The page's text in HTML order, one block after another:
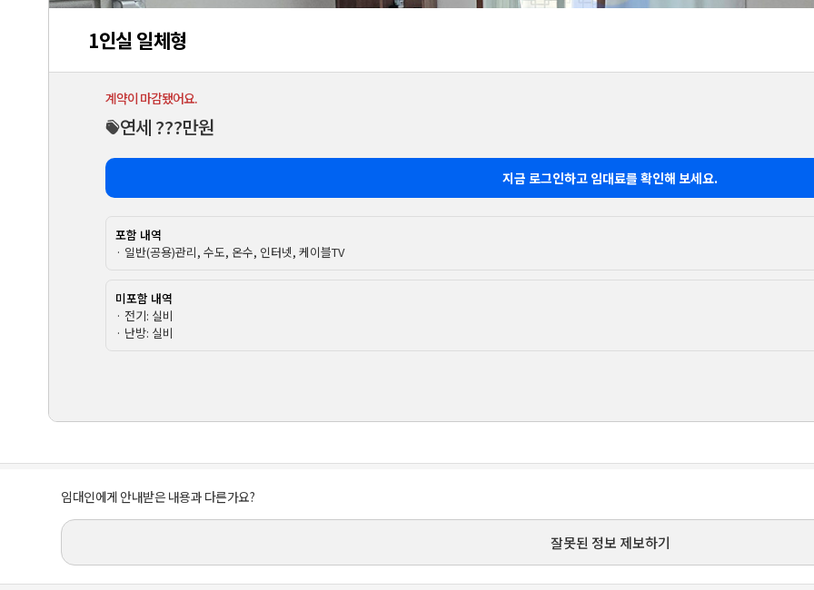
1인실 일체형
계약이 마감됐어요.
연세 ???만원
지금 로그인하고 임대료를 확인해 보세요.
포함 내역
· 일반(공용)관리, 수도, 온수, 인터넷, 케이블TV
미포함 내역
· 전기: 실비
· 난방: 실비
임대인에게 안내받은 내용과 다른가요?
잘못된 정보 제보하기